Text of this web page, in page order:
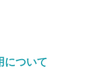
について